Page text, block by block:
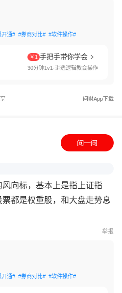
开通# #券商对比# #软件操作#
￥1 手把手带你学会
30分钟1v1·讲透逻辑教会操作
问财App下载
向标，基本上是指上证指
都是权重股，和大盘走势息
举报
开通# #券商对比# #软件操作#